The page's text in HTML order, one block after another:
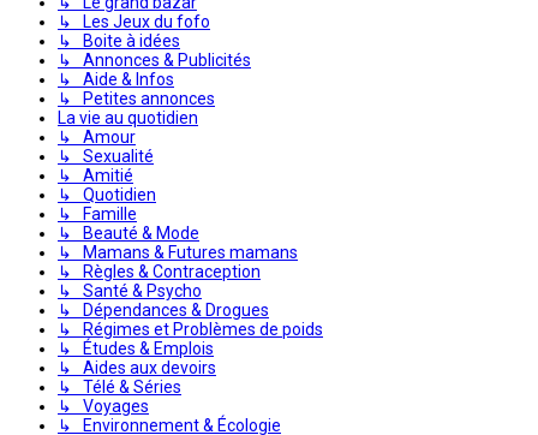
↳ Les Jeux du fofo
↳ Boite à idées
↳ Annonces & Publicités
↳ Aide & Infos
↳ Petites annonces
La vie au quotidien
↳ Amour
↳ Sexualité
↳ Amitié
↳ Quotidien
↳ Famille
↳ Beauté & Mode
↳ Mamans & Futures mamans
↳ Règles & Contraception
↳ Santé & Psycho
↳ Dépendances & Drogues
↳ Régimes et Problèmes de poids
↳ Études & Emplois
↳ Aides aux devoirs
↳ Télé & Séries
↳ Voyages
↳ Environnement & Écologie